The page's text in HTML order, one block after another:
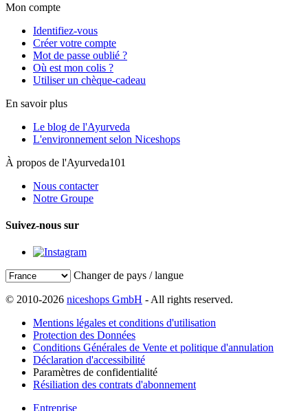
Mon compte
Identifiez-vous
Créer votre compte
Mot de passe oublié ?
Où est mon colis ?
Utiliser un chèque-cadeau
En savoir plus
Le blog de l'Ayurveda
L'environnement selon Niceshops
À propos de l'Ayurveda101
Nous contacter
Notre Groupe
Suivez-nous sur
Changer de pays / langue
© 2010-2026 niceshops GmbH - All rights reserved.
Mentions légales et conditions d'utilisation
Protection des Données
Conditions Générales de Vente et politique d'annulation
Déclaration d'accessibilité
Paramètres de confidentialité
Résiliation des contrats d'abonnement
Entreprise